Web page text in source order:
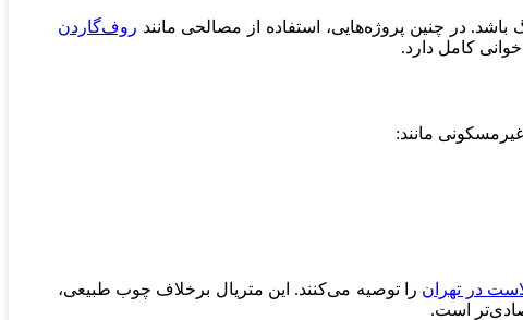
در چنین پروژه‌هایی، استفاده از مصالحی مانند روف‌گاردن
کامل دارد.
در تهران را توصیه می‌کنند. این متریال برخلاف چوب طبیعی،
است.